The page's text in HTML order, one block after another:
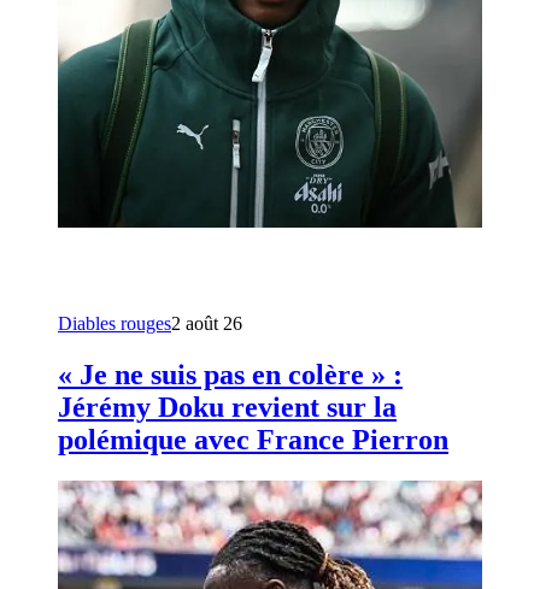
Diables rouges2 août 26
« Je ne suis pas en colère » :
Jérémy Doku revient sur la
polémique avec France Pierron